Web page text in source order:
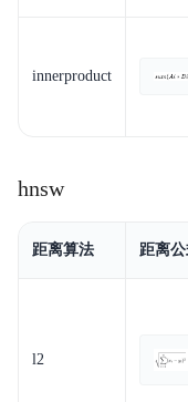
innerproduct
hnsw
距离算法 距离
l2